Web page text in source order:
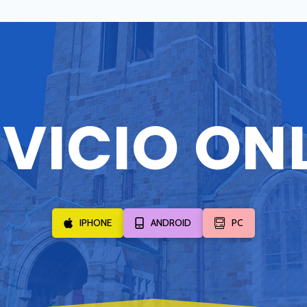
IPHONE ANDROID PC